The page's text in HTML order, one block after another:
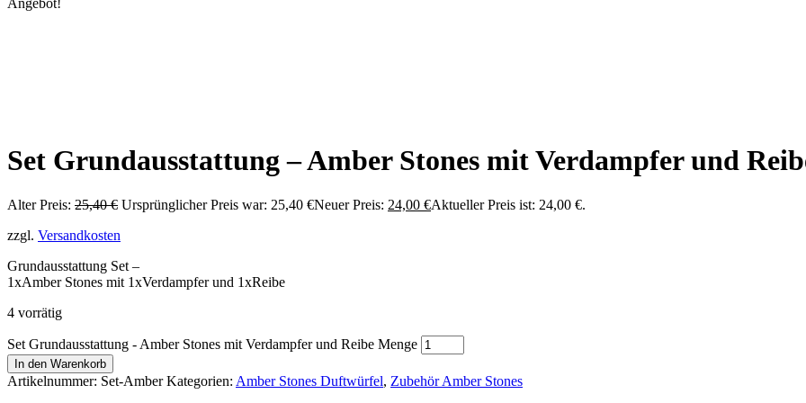
Set Grundausstattung – Amber Stones mit Verdampfer und
Alter Preis: 25,40€ Ursprünglicher Preis war: 25,40 €Neuer Preis: 24,00 €Aktueller Preis ist: 24,00 €.
zzgl. Versandkosten
Grundausstattung Set –
1xAmber Stones mit 1xVerdampfer und 1xReibe
4 vorrätig
Set Grundausstattung - Amber Stones mit Verdampfer und Reibe Menge
In den Warenkorb
Artikelnummer: Set-Amber Kategorien: Amber Stones Duftwürfel, Zubehör Amber Stones